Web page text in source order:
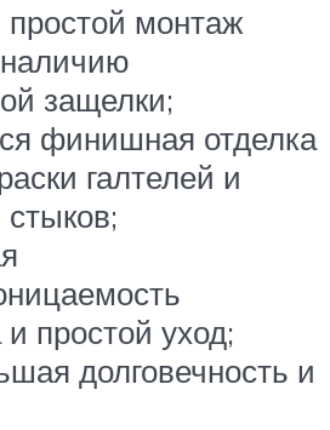
монтаж
защелки;
финишная отделка
галтелей и
простой уход;
долговечность и